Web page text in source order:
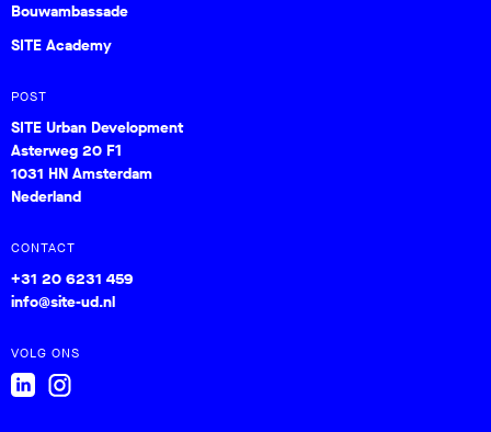
Bouwambassade
SITE Academy
POST
SITE Urban Development
Asterweg 20 F1
1031 HN Amsterdam
Nederland
CONTACT
+31 20 6231 459
info@site-ud.nl
VOLG ONS